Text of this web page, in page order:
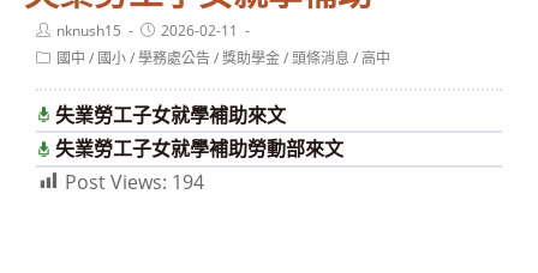
Post
author:
nknush15
Post
published:
2026-02-11
Post國中 / 國小/學務處公告/獎助學金/頭條消息 /高中
失業勞工子女就學補助來文
失業勞工子女就學補助勞動部來文
Post Views: 194